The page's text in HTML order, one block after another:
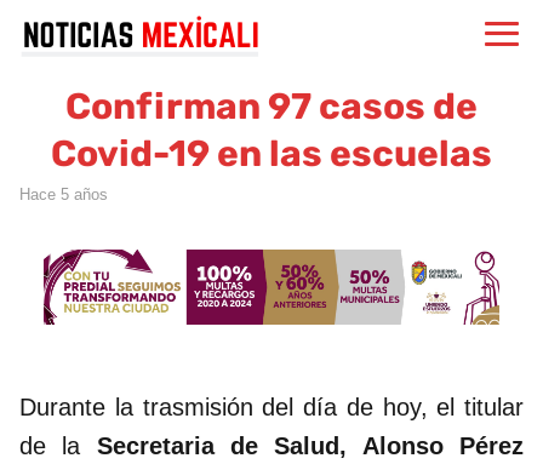
Confirman 97 casos de
Covid-19 en las escuelas
hace 5 años
Durante la trasmisión del día de hoy, el titular
de la Secretaria de Salud, Alonso Pérez